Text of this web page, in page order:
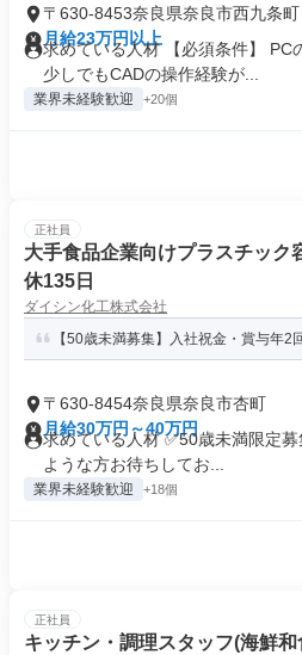
〒630-8453奈良県奈良市西九条町
月給23万円以上
求めている人材 【必須条件】 PC
少しでもCADの操作経験が...
業界未経験歓迎 +20個
正社員
大手食品企業向けプラスチック
休135日
ダイシン化工株式会社
【50歳未満募集】入社祝金・賞与年2
〒630-8454奈良県奈良市杏町
月給30万円～40万円
求めている人材 ✅50歳未満限定
ような方お待ちしてお...
業界未経験歓迎 +18個
正社員
キッチン・調理スタッフ(海鮮